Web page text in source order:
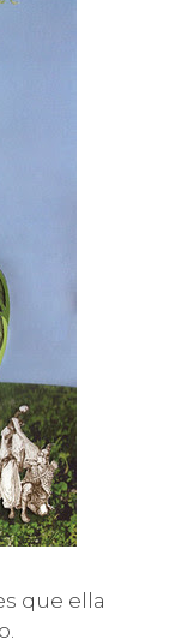
que ella